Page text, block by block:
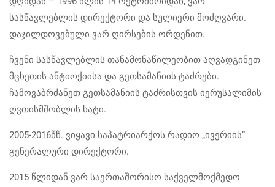
სასწავლებლის დირექტორი და სულიერი მოძღვარი.
დაჯილდოვებული ვარ ღირსების ორდენით.
ჩვენი სასწავლებლის თანამონაწილეობით აღვადგინეთ
მცხეთის ანტიოქიისა და გეთსამანიის ტაძრები.
ჩამოვაბრძანეთ გეთსამანიის ტაძრისთვის იერუსალიმის
ღვთისმშობლის ხატი.
2005-2016წწ. ვიყავი საპატრიარქოს რადიო „ივერიის“
გენერალური დირექტორი.
2015 წლიდან ვარ საერთაშორისო საქველმოქმედო